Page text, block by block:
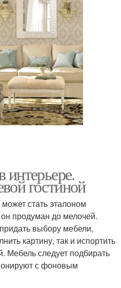
интерьере.
гостиной
стать эталоном
продуман до мелочей.
выбору мебели,
картину, так и испортить
Мебель следует подбирать
с фоновым